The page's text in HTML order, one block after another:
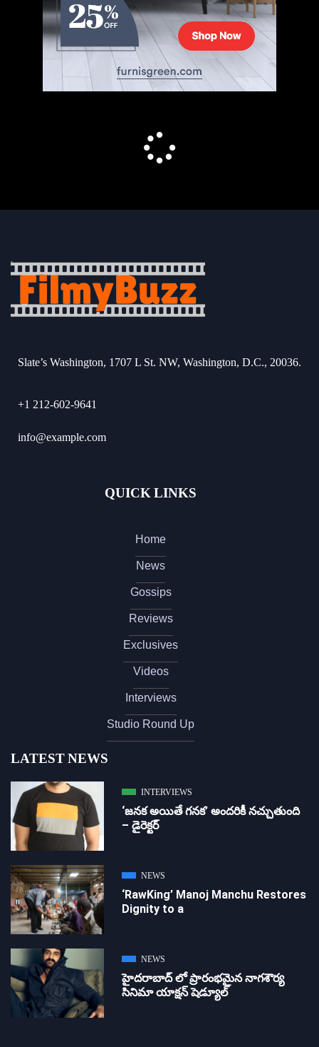
Slate’s Washington, 1707 L St. NW, Washington, D.C., 20036.
+1 212-602-9641
info@example.com
QUICK LINKS
Home
News
Gossips
Reviews
Exclusives
Videos
Interviews
Studio Round Up
LATEST NEWS
INTERVIEWS
‘జ‌న‌క అయితే గ‌న‌క‌’ అందరికీ నచ్చుతుంది
– డైరెక్ట‌ర్
NEWS
‘RawKing’ Manoj Manchu Restores
Dignity to a
NEWS
హైదరాబాద్ లో ప్రారంభమైన నాగశౌర్య
సినిమా యాక్షన్ షెడ్యూల్